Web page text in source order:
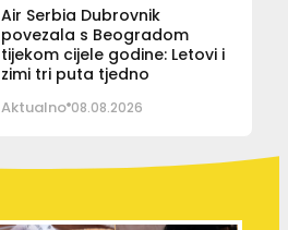
Air Serbia Dubrovnik
povezala s Beogradom
tijekom cijele godine: Letovi i
zimi tri puta tjedno
Aktualno 08.08.2026